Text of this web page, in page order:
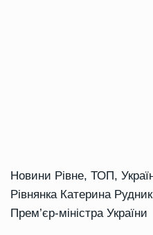
Новини Рівне, ТОП,
Рівнянка Катерина
Прем’єр-міністра України